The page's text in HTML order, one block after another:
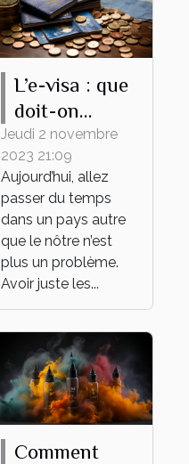
L’e-visa : que
doit-on
savoir ?
Jeudi 2 novembre
2023 21:09
Aujourd’hui, allez
passer du temps
dans un pays autre
que le nôtre n’est
plus un problème.
Avoir juste les...
Comment